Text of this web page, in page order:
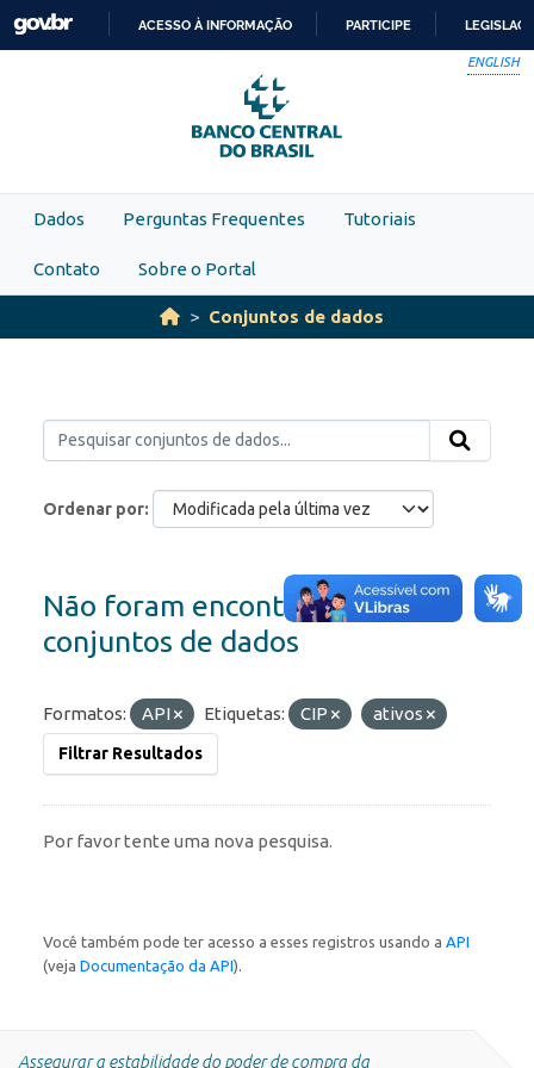
Skip to main content
PARA
O
CONTEÚDO
ACESSO À INFORMAÇÃO PARTICIPE
ENGLISH
Dados Perguntas Frequentes Tutoriais
Contato Sobre o Portal
Conjuntos de dados
Ordenar por
Não foram encontrados
conjuntos de dados
Formatos: API Etiquetas: CIP ativos
Filtrar Resultados
Por favor tente uma nova pesquisa.
Você também pode ter acesso a esses registros usando a API
(veja Documentação da API).
Assegurar a estabilidade do poder de compra da